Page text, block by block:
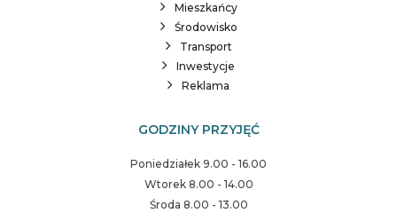
Mieszkańcy
Środowisko
Transport
Inwestycje
Reklama
GODZINY PRZYJĘĆ
Poniedziałek 9.00 - 16.00
Wtorek 8.00 - 14.00
Środa 8.00 - 13.00